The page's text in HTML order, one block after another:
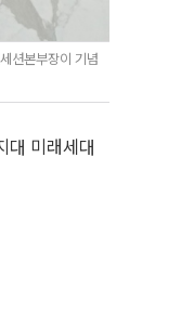
션본부장이 기념
대 미래세대